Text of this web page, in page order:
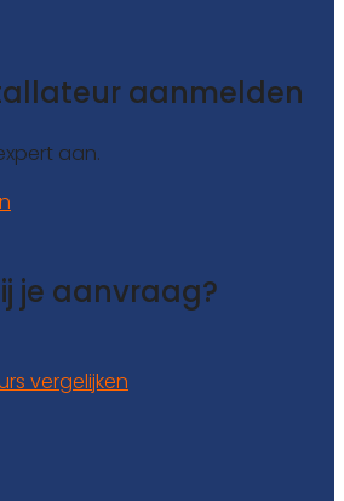
aanmelden
aan.
je aanvraag?
vergelijken